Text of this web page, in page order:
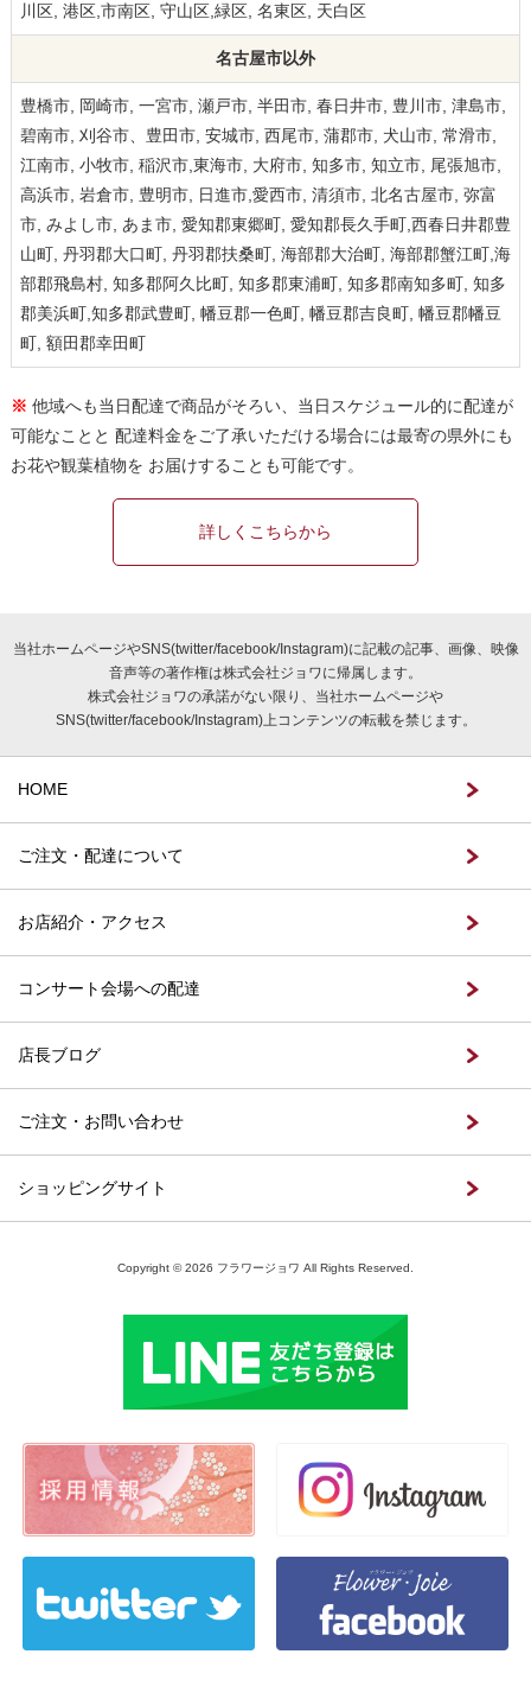
川区, 港区,市南区, 守山区,緑区, 名東区, 天白区
名古屋市以外
豊橋市, 岡崎市, 一宮市, 瀬戸市, 半田市, 春日井市, 豊川市, 津島市,
碧南市, 刈谷市、豊田市, 安城市, 西尾市, 蒲郡市, 犬山市, 常滑市,
江南市, 小牧市, 稲沢市,東海市, 大府市, 知多市, 知立市, 尾張旭市,
高浜市, 岩倉市, 豊明市, 日進市,愛西市, 清須市, 北名古屋市, 弥富
市, みよし市, あま市, 愛知郡東郷町, 愛知郡長久手町,西春日井郡豊
山町, 丹羽郡大口町, 丹羽郡扶桑町, 海部郡大治町, 海部郡蟹江町,海
部郡飛島村, 知多郡阿久比町, 知多郡東浦町, 知多郡南知多町, 知多
郡美浜町,知多郡武豊町, 幡豆郡一色町, 幡豆郡吉良町, 幡豆郡幡豆
町, 額田郡幸田町
※ 他域へも当日配達で商品がそろい、当日スケジュール的に配達が
可能なことと 配達料金をご了承いただける場合には最寄の県外にも
お花や観葉植物を お届けすることも可能です。
詳しくこちらから
当社ホームページやSNS(twitter/facebook/Instagram)に記載の記事、画像、映像
音声等の著作権は株式会社ジョワに帰属します。
株式会社ジョワの承諾がない限り、当社ホームページや
SNS(twitter/facebook/Instagram)上コンテンツの転載を禁じます。
HOME
ご注文・配達について
お店紹介・アクセス
コンサート会場への配達
店長ブログ
ご注文・お問い合わせ
ショッピングサイト
Copyright © 2026 フラワージョワ All Rights Reserved.